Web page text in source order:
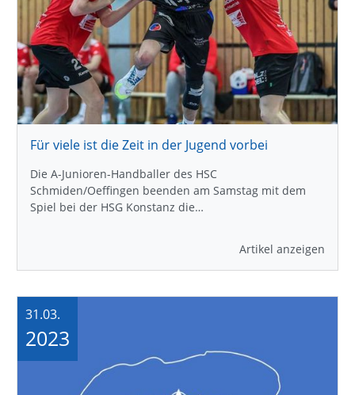
Für viele ist die Zeit in der Jugend vorbei
Die A-Junioren-Handballer des HSC
Schmiden/Oeffingen beenden am Samstag mit dem
Spiel bei der HSG Konstanz die…
Artikel anzeigen
31.03.
2023